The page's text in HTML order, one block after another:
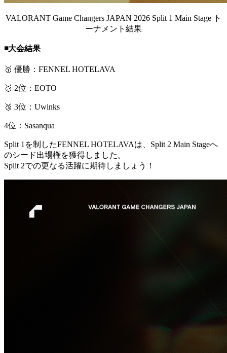
VALORANT Game Changers JAPAN 2026 Split 1 Main Stage ト
ーナメント結果
◾️大会結果
🥇 優勝：FENNEL HOTELAVA
🥈 2位：EOTO
🥉 3位：Uwinks
4位：Sasanqua
Split 1を制したFENNEL HOTELAVAは、Split 2 Main Stageへ
のシード出場権を獲得しました。
Split 2での更なる活躍に期待しましょう！